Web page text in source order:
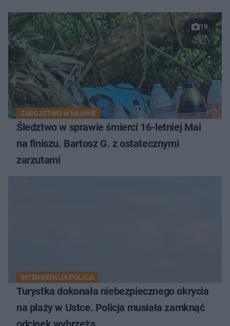
19
ZABÓJSTWO W MŁAWIE
Śledztwo w sprawie śmierci 16-letniej Mai
na finiszu. Bartosz G. z ostatecznymi
zarzutami
INTERWENCJA POLICJI
Turystka dokonała niebezpiecznego okrycia
na plaży w Ustce. Policja musiała zamknąć